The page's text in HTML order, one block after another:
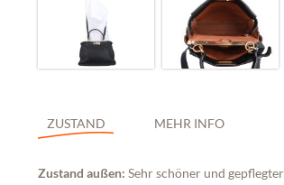
ZUSTAND MEHR INFO
Zustand außen: Sehr schöner und